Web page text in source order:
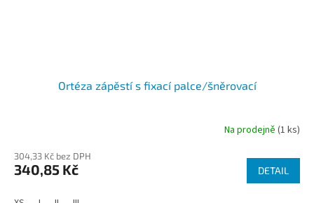
Ortéza zápěstí s fixací palce/šněrovací
Na prodejně (1 ks)
304,33 Kč bez DPH
340,85 Kč DETAIL